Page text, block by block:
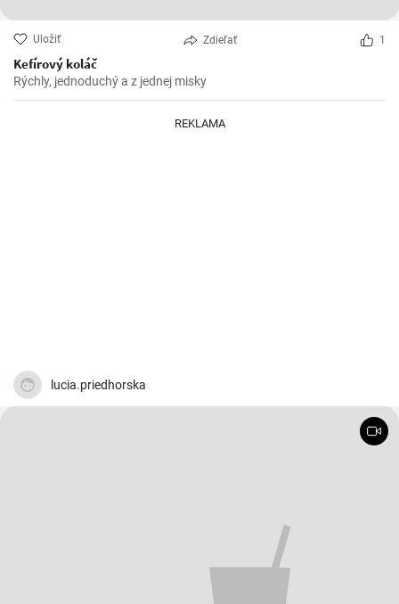
Uložiť Zdieľať 1
Kefírový koláč
Rýchly, jednoduchý a z jednej misky
REKLAMA
lucia.priedhorska